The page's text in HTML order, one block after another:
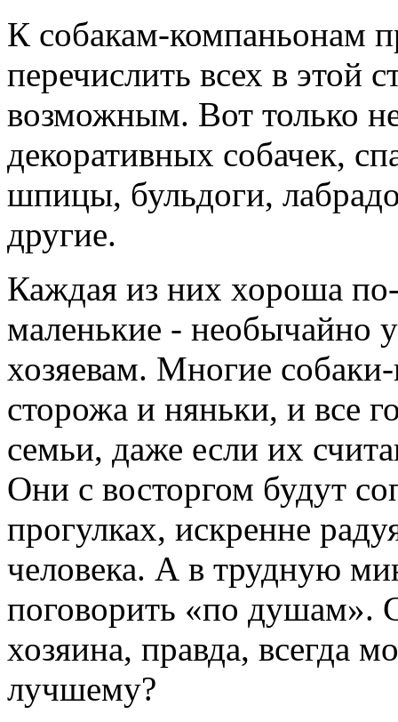
К собакам-компаньонам
перечислить всех в этой
возможным. Вот только
декоративных собачек,
шпицы, бульдоги,
другие.
Каждая из них хороша
маленькие - необычайно
хозяевам. Многие
сторожа и няньки, и все
семьи, даже если их
Они с восторгом будут
прогулках, искренне
человека. А в трудную
поговорить «по душам».
хозяина, правда, всегда
лучшему?